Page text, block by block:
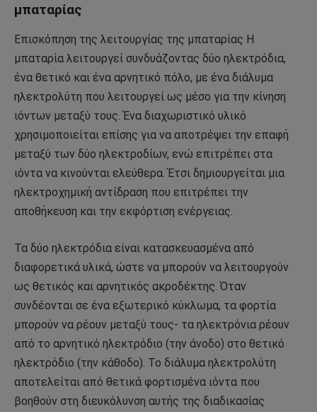
μπαταρίας
Επισκόπηση της λειτουργίας της μπαταρίας Η
μπαταρία λειτουργεί συνδυάζοντας δύο ηλεκτρόδια,
ένα θετικό και ένα αρνητικό πόλο, με ένα διάλυμα
ηλεκτρολύτη που λειτουργεί ως μέσο για την κίνηση
ιόντων μεταξύ τους. Ένα διαχωριστικό υλικό
χρησιμοποιείται επίσης για να αποτρέψει την επαφή
μεταξύ των δύο ηλεκτροδίων, ενώ επιτρέπει στα
ιόντα να κινούνται ελεύθερα. Έτσι δημιουργείται μια
ηλεκτροχημική αντίδραση που επιτρέπει την
αποθήκευση και την εκφόρτιση ενέργειας.
Τα δύο ηλεκτρόδια είναι κατασκευασμένα από
διαφορετικά υλικά, ώστε να μπορούν να λειτουργούν
ως θετικός και αρνητικός ακροδέκτης. Όταν
συνδέονται σε ένα εξωτερικό κύκλωμα, τα φορτία
μπορούν να ρέουν μεταξύ τους- τα ηλεκτρόνια ρέουν
από το αρνητικό ηλεκτρόδιο (την άνοδο) στο θετικό
ηλεκτρόδιο (την κάθοδο). Το διάλυμα ηλεκτρολύτη
αποτελείται από θετικά φορτισμένα ιόντα που
βοηθούν στη διευκόλυνση αυτής της διαδικασίας